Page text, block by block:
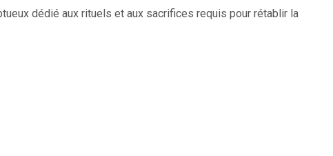
dédié aux rituels et aux sacrifices requis pour rétablir la